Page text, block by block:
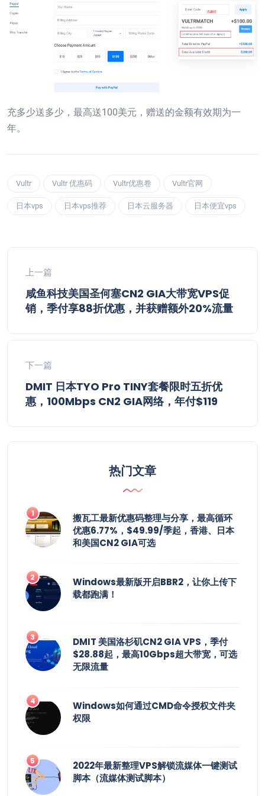
充多少送多少，最高送100美元，赠送的金额有效期为一
年。
Vultr Vultr 优惠码 Vultr优惠卷 Vultr官网
日本vps 日本vps推荐 日本云服务器 日本便宜vps
上一篇
咸鱼科技美国圣何塞CN2 GIA大带宽VPS促
销，季付享88折优惠，并获赠额外20%流量
下一篇
DMIT 日本TYO Pro TINY套餐限时五折优
惠，100Mbps CN2 GIA网络，年付$119
热门文章
搬瓦工最新优惠码整理与分享，最高循环
优惠6.77%，$49.99/季起，香港、日本
和美国CN2 GIA可选
Windows最新版开启BBR2，让你上传下
载都跑满！
DMIT 美国洛杉矶CN2 GIA VPS，季付
$28.88起，最高10Gbps超大带宽，可选
无限流量
Windows如何通过CMD命令授权文件夹
权限
2022年最新整理VPS解锁流媒体一键测试
脚本（流媒体测试脚本）